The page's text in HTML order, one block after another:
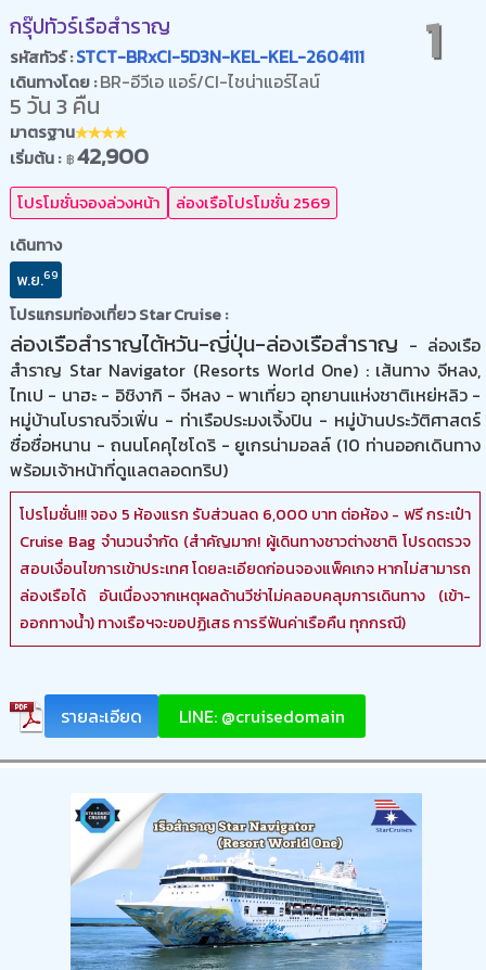
กรุ๊ปทัวร์เรือสำราญ
รหัสทัวร์ :STCT-BRxCI-5D3N-KEL-KEL-2604111 1
เดินทางโดย :BR-อีวีเอ แอร์/CI-ไชน่าแอร์ไลน์
5 วัน 3 คืน
มาตรฐาน
เริ่มต้น : ฿42,900
โปรโมชั่นจองล่วงหน้า
ล่องเรือโปรโมชั่น 2569
เดินทาง
พ.ย.69
โปรแกรมท่องเที่ยว Star Cruise :
ล่องเรือสำราญไต้หวัน-ญี่ปุ่น-ล่องเรือสำราญ - ล่องเรือ
สำราญ Star Navigator (Resorts World One) : เส้นทาง จีหลง,
ไทเป - นาฮะ - อิชิงากิ - จีหลง - พาเที่ยว อุทยานแห่งชาติเหย่หลิว -
หมู่บ้านโบราณจิ่วเฟิ่น - ท่าเรือประมงเจิ้งปิน - หมู่บ้านประวัติศาสตร์
ซื่อซื่อหนาน - ถนนโคคุไซโดริ - ยูเกรน่ามอลล์ (10 ท่านออกเดินทาง
พร้อมเจ้าหน้าที่ดูแลตลอดทริป)
โปรโมชั่น!!! จอง 5 ห้องแรก รับส่วนลด 6,000 บาท ต่อห้อง - ฟรี กระเป๋า
Cruise Bag จำนวนจำกัด (สำคัญมาก! ผู้เดินทางชาวต่างชาติ โปรดตรวจ
สอบเงื่อนไขการเข้าประเทศ โดยละเอียดก่อนจองแพ็คเกจ หากไม่สามารถ
ล่องเรือได้ อันเนื่องจากเหตุผลด้านวีซ่าไม่คลอบคลุมการเดินทาง (เข้า-
ออกทางน้ำ) ทางเรือฯจะขอปฏิเสธ การรีฟันค่าเรือคืน ทุกกรณี)
รายละเอียด LINE: @cruisedomain